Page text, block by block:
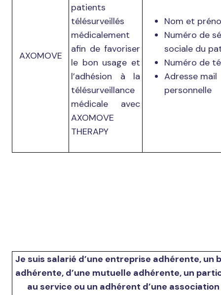
AXOMOVE
patients
télésurveillés
médicalement
afin de favoriser
le bon usage et
l’adhésion à la
télésurveillance
médicale avec
AXOMOVE
THERAPY
Nom et
Numéro de
sociale du
Numéro de
Adresse mail
personnelle
Je suis salarié d’une entreprise adhérente, un
adhérente, d’une mutuelle adhérente, un
au service ou un adhérent d’une